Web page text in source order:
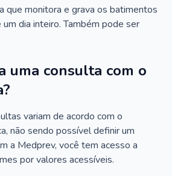
que monitora e grava os batimentos
um dia inteiro. Também pode ser
uma consulta com o
variam de acordo com o
não sendo possível definir um
a Medprev, você tem acesso a
por valores acessíveis.